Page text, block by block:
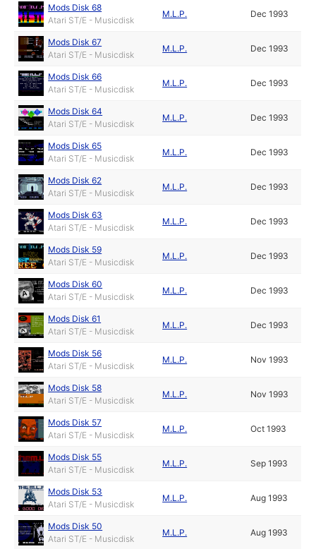
Mods Disk 68
Atari ST/E - Musicdisk
M.L.P. Dec 1993
Mods Disk 67
Atari ST/E - Musicdisk
M.L.P. Dec 1993
Mods Disk 66
Atari ST/E - Musicdisk
M.L.P. Dec 1993
Mods Disk 64
Atari ST/E - Musicdisk
M.L.P. Dec 1993
Mods Disk 65
Atari ST/E - Musicdisk
M.L.P. Dec 1993
Mods Disk 62
Atari ST/E - Musicdisk
M.L.P. Dec 1993
Mods Disk 63
Atari ST/E - Musicdisk
M.L.P. Dec 1993
Mods Disk 59
Atari ST/E - Musicdisk
M.L.P. Dec 1993
Mods Disk 60
Atari ST/E - Musicdisk
M.L.P. Dec 1993
Mods Disk 61
Atari ST/E - Musicdisk
M.L.P. Dec 1993
Mods Disk 56
Atari ST/E - Musicdisk
M.L.P. Nov 1993
Mods Disk 58
Atari ST/E - Musicdisk
M.L.P. Nov 1993
Mods Disk 57
Atari ST/E - Musicdisk
M.L.P. Oct 1993
Mods Disk 55
Atari ST/E - Musicdisk
M.L.P. Sep 1993
Mods Disk 53
Atari ST/E - Musicdisk
M.L.P. Aug 1993
Mods Disk 50
Atari ST/E - Musicdisk
M.L.P. Aug 1993